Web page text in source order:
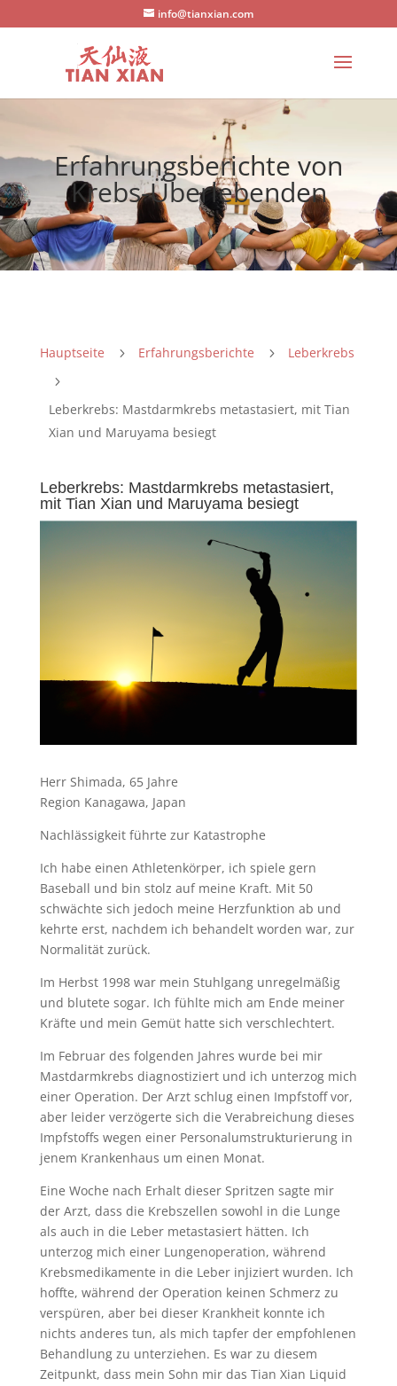
info@tianxian.com
Erfahrungsberichte von
Krebs-Überlebenden
Hauptseite 5 Erfahrungsberichte 5 Leberkrebs
5
Leberkrebs: Mastdarmkrebs metastasiert, mit Tian
Xian und Maruyama besiegt
Leberkrebs: Mastdarmkrebs metastasiert,
mit Tian Xian und Maruyama besiegt
Herr Shimada, 65 Jahre
Region Kanagawa, Japan
Nachlässigkeit führte zur Katastrophe
Ich habe einen Athletenkörper, ich spiele gern
Baseball und bin stolz auf meine Kraft. Mit 50
schwächte sich jedoch meine Herzfunktion ab und
kehrte erst, nachdem ich behandelt worden war, zur
Normalität zurück.
Im Herbst 1998 war mein Stuhlgang unregelmäßig
und blutete sogar. Ich fühlte mich am Ende meiner
Kräfte und mein Gemüt hatte sich verschlechtert.
Im Februar des folgenden Jahres wurde bei mir
Mastdarmkrebs diagnostiziert und ich unterzog mich
einer Operation. Der Arzt schlug einen Impfstoff vor,
aber leider verzögerte sich die Verabreichung dieses
Impfstoffs wegen einer Personalumstrukturierung in
jenem Krankenhaus um einen Monat.
Eine Woche nach Erhalt dieser Spritzen sagte mir
der Arzt, dass die Krebszellen sowohl in die Lunge
als auch in die Leber metastasiert hätten. Ich
unterzog mich einer Lungenoperation, während
Krebsmedikamente in die Leber injiziert wurden. Ich
hoffte, während der Operation keinen Schmerz zu
verspüren, aber bei dieser Krankheit konnte ich
nichts anderes tun, als mich tapfer der empfohlenen
Behandlung zu unterziehen. Es war zu diesem
Zeitpunkt, dass mein Sohn mir das Tian Xian Liquid